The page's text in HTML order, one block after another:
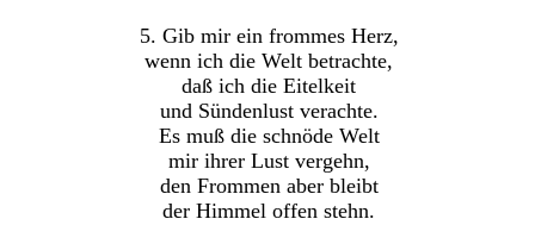
5. Gib mir ein frommes Herz,
wenn ich die Welt betrachte,
daß ich die Eitelkeit
und Sündenlust verachte.
Es muß die schnöde Welt
mir ihrer Lust vergehn,
den Frommen aber bleibt
der Himmel offen stehn.